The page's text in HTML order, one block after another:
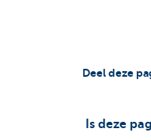
Is deze
Deel deze